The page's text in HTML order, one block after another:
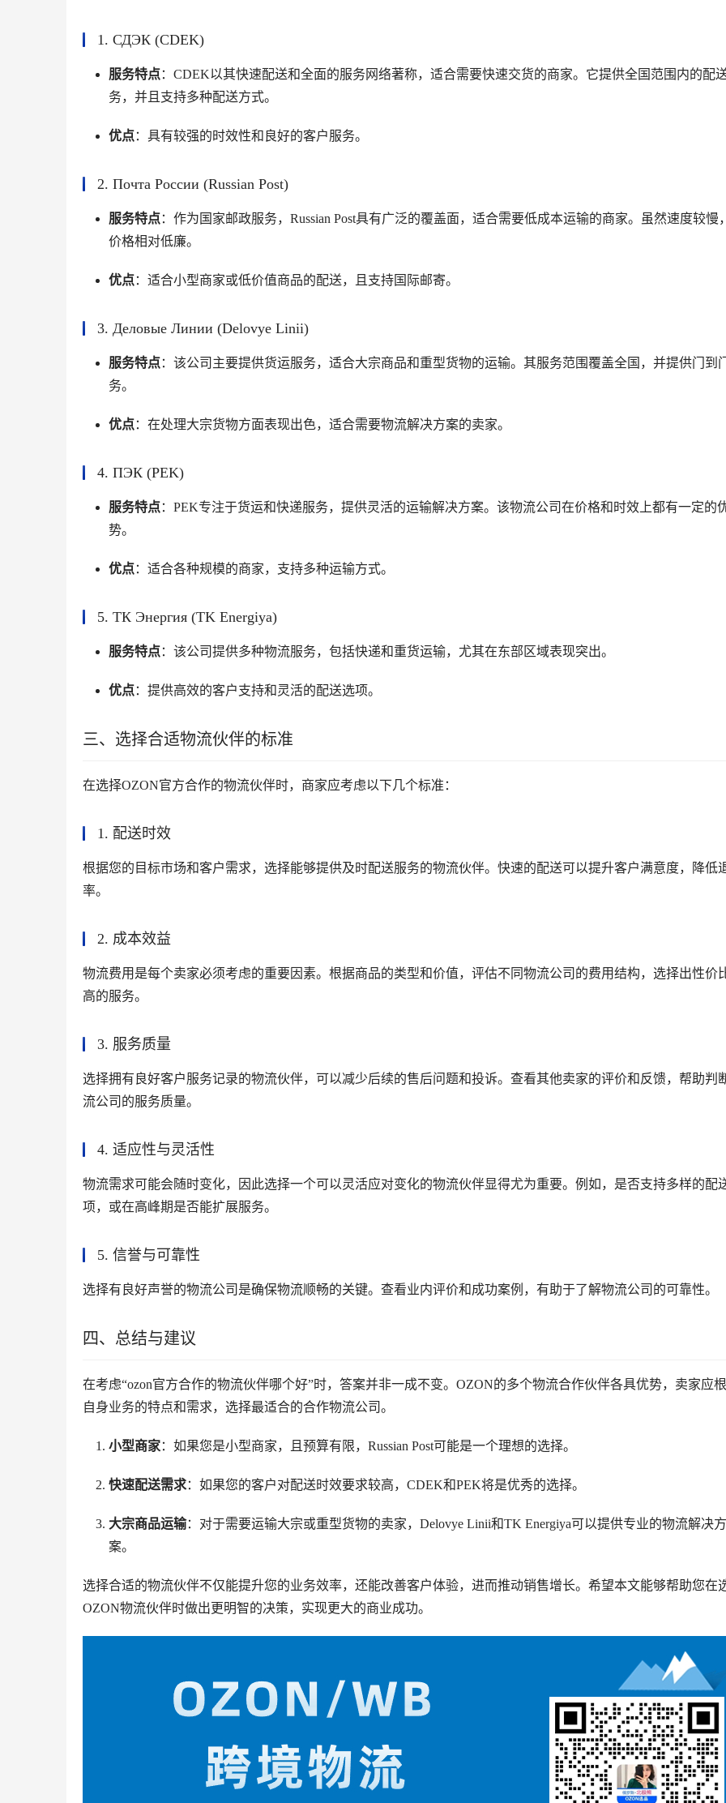
1. СДЭК (CDEK)
服务特点：CDEK以其快速配送和全面的服务网络著称，适合需要快速交货的商家。它提供全国范围内的配
务，并且支持多种配送方式。
优点：具有较强的时效性和良好的客户服务。
2. Почта России (Russian Post)
服务特点：作为国家邮政服务，Russian Post具有广泛的覆盖面，适合需要低成本运输的商家。虽然速度较慢
价格相对低廉。
优点：适合小型商家或低价值商品的配送，且支持国际邮寄。
3. Деловые Линии (Delovye Linii)
服务特点：该公司主要提供货运服务，适合大宗商品和重型货物的运输。其服务范围覆盖全国，并提供门到
务。
优点：在处理大宗货物方面表现出色，适合需要物流解决方案的卖家。
4. ПЭК (PEK)
服务特点：PEK专注于货运和快递服务，提供灵活的运输解决方案。该物流公司在价格和时效上都有一定的
势。
优点：适合各种规模的商家，支持多种运输方式。
5. ТК Энергия (TK Energiya)
服务特点：该公司提供多种物流服务，包括快递和重货运输，尤其在东部区域表现突出。
优点：提供高效的客户支持和灵活的配送选项。
三、选择合适物流伙伴的标准
在选择OZON官方合作的物流伙伴时，商家应考虑以下几个标准：
1. 配送时效
根据您的目标市场和客户需求，选择能够提供及时配送服务的物流伙伴。快速的配送可以提升客户满意度，降低
率。
2. 成本效益
物流费用是每个卖家必须考虑的重要因素。根据商品的类型和价值，评估不同物流公司的费用结构，选择出性价
高的服务。
3. 服务质量
选择拥有良好客户服务记录的物流伙伴，可以减少后续的售后问题和投诉。查看其他卖家的评价和反馈，帮助判
流公司的服务质量。
4. 适应性与灵活性
物流需求可能会随时变化，因此选择一个可以灵活应对变化的物流伙伴显得尤为重要。例如，是否支持多样的配
项，或在高峰期是否能扩展服务。
5. 信誉与可靠性
选择有良好声誉的物流公司是确保物流顺畅的关键。查看业内评价和成功案例，有助于了解物流公司的可靠性。
四、总结与建议
在考虑“ozon官方合作的物流伙伴哪个好”时，答案并非一成不变。OZON的多个物流合作伙伴各具优势，卖家应
自身业务的特点和需求，选择最适合的合作物流公司。
小型商家：如果您是小型商家，且预算有限，Russian Post可能是一个理想的选择。
快速配送需求：如果您的客户对配送时效要求较高，CDEK和PEK将是优秀的选择。
大宗商品运输：对于需要运输大宗或重型货物的卖家，Delovye Linii和TK Energiya可以提供专业的物流解决方
案。
选择合适的物流伙伴不仅能提升您的业务效率，还能改善客户体验，进而推动销售增长。希望本文能够帮助您在
OZON物流伙伴时做出更明智的决策，实现更大的商业成功。